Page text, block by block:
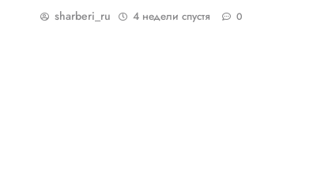
sharberi_ru 4 недели спустя 0